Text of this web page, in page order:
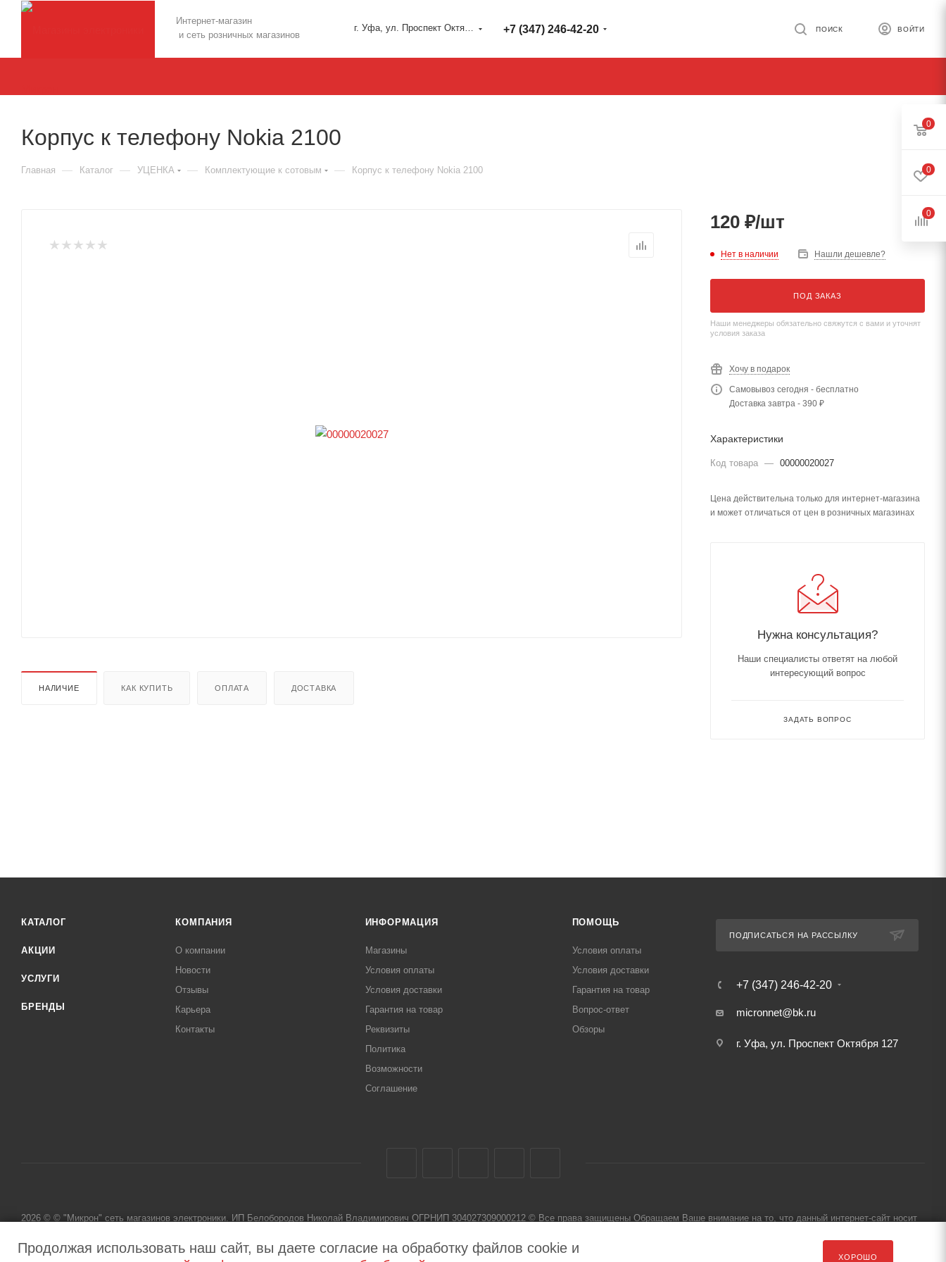
Интернет-магазин
и сеть розничных магазинов
г. Уфа, ул. Проспект Октября 127 +7 (347) 246-42-20 ВОЙТИ
ПОИСК
Корпус к телефону Nokia 2100
Главная — Каталог — УЦЕНКА — Комплектующие к сотовым — Корпус к телефону Nokia 2100
НАЛИЧИЕ КАК КУПИТЬ ОПЛАТА ДОСТАВКА
120 ₽/шт
Нет в наличии Нашли дешевле?
ПОД ЗАКАЗ
Наши менеджеры обязательно свяжутся с вами и уточнят
условия заказа
Хочу в подарок
Самовывоз сегодня - бесплатно
Доставка завтра - 390 ₽
Характеристики
Код товара — 00000020027
Цена действительна только для интернет-магазина
и может отличаться от цен в розничных магазинах
Нужна консультация?
Наши специалисты ответят на любой
интересующий вопрос
ЗАДАТЬ ВОПРОС
КАТАЛОГ
АКЦИИ
УСЛУГИ
БРЕНДЫ
КОМПАНИЯ
О компании
Новости
Отзывы
Карьера
Контакты
ИНФОРМАЦИЯ
Магазины
Условия оплаты
Условия доставки
Гарантия на товар
Реквизиты
Политика
Возможности
Соглашение
ПОМОЩЬ
Условия оплаты
Условия доставки
Гарантия на товар
Вопрос-ответ
Обзоры
ПОДПИСАТЬСЯ НА РАССЫЛКУ
+7 (347) 246-42-20
micronnet@bk.ru
г. Уфа, ул. Проспект Октября 127
2026 © © "Микрон" сеть магазинов электроники. ИП Белобородов Николай Владимирович ОГРНИП 304027309000212 © Все права защищены Обращаем Ваше внимание на то, что данный интернет-сайт носит
0
0
0
Продолжая использовать наш сайт, вы даете согласие на обработку файлов cookie и
ХОРОШО